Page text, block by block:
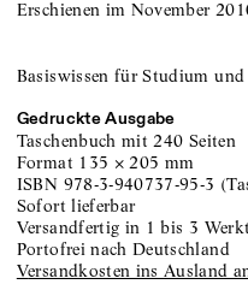
Erschienen im November
Basiswissen für Studium
Gedruckte Ausgabe
Taschenbuch mit 240 Seiten
Format 135 ×205 mm
ISBN 978-3-940737-95-3 (
sofort lieferbar
versandfertig in 1 bis 3
portofrei nach Deutschland
Versandkosten ins Ausland